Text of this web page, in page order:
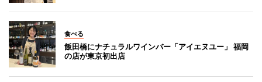
食べる
飯田橋にナチュラルワインバー「アイエヌユー」 福岡
の店が東京初出店